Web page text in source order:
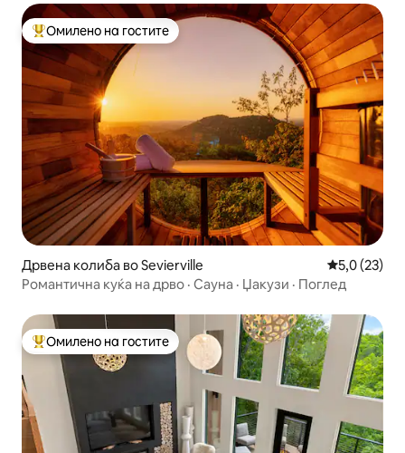
Меѓу најуспешните „Омилени на гостите“
Омилено на гостите
Дрвена колиба во Sevierville Просечна
5,0 (23)
Романтична куќа на дрво · Сауна · Џакузи · Поглед
Меѓу најуспешните „Омилени на гостите“
Омилено на гостите